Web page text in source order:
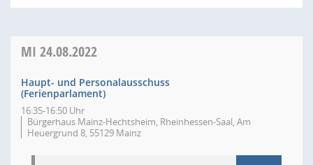
MI 24.08.2022
Haupt- und Personalausschuss
(Ferienparlament)
16:35-16:50 Uhr
Bürgerhaus Mainz-Hechtsheim, Rheinhessen-Saal, Am
Heuergrund 8, 55129 Mainz